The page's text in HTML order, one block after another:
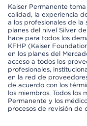
Kaiser Permanente
calidad, la experiencia
a los profesionales de la
planes del nivel Silver
hace para todos los
KFHP (Kaiser
en los planes del
acceso a todos los
profesionales,
en la red de
de acuerdo con los
los miembros. Todos los
Permanente y los
procesos de revisión de